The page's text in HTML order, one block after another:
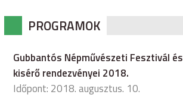
PROGRAMOK
Gubbantós Népművészeti Fesztivál és
kisérő rendezvényei 2018.
Időpont: 2018. augusztus. 10.